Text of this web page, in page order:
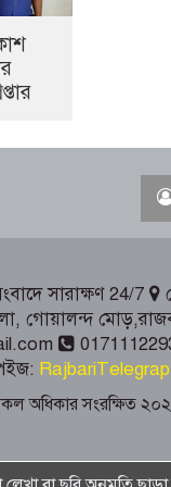
সারাক্ষণ 24/7
গোয়ালন্দ
অধিকার সংরক্ষিত